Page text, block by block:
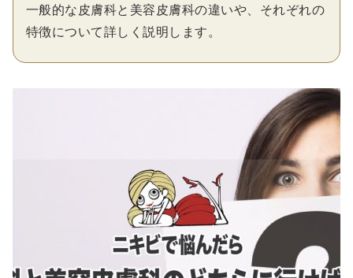
一般的な皮膚科と美容皮膚科の違いや、それぞれの
特徴について詳しく説明します。